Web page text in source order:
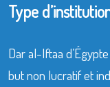
Type
Dar al-Iftaa
but non lucratif et